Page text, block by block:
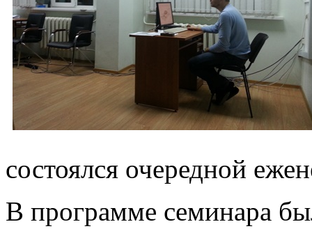
состоялся очередной
В программе семинара